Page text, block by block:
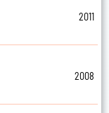
2011
2008